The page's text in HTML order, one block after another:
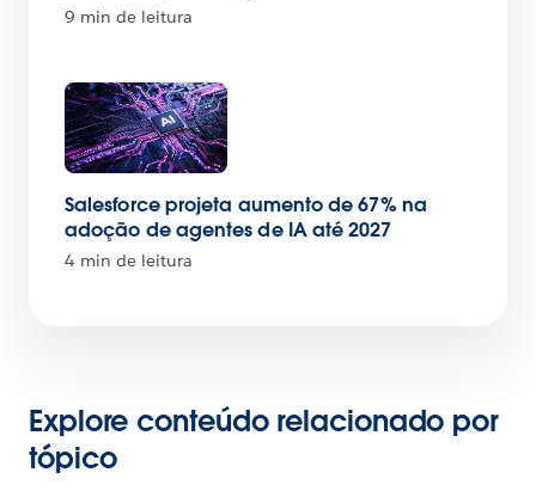
9 min de leitura
Salesforce projeta aumento de 67% na
adoção de agentes de IA até 2027
4 min de leitura
Explore conteúdo relacionado por
tópico